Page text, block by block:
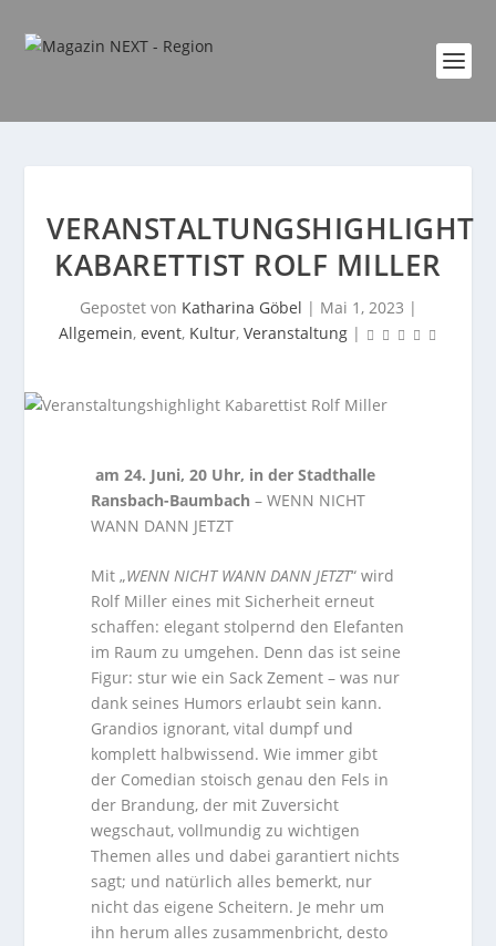
VERANSTALTUNGSHIGHLIGHT
KABARETTIST ROLF MILLER
Gepostet von Katharina Göbel | Mai 1, 2023 |
Allgemein, event, Kultur, Veranstaltung|
am 24. Juni, 20 Uhr, in der Stadthalle
Ransbach-Baumbach – WENN NICHT
WANN DANN JETZT
Mit „WENN NICHT WANN DANN JETZT“ wird
Rolf Miller eines mit Sicherheit erneut
schaffen: elegant stolpernd den Elefanten
im Raum zu umgehen. Denn das ist seine
Figur: stur wie ein Sack Zement – was nur
dank seines Humors erlaubt sein kann.
Grandios ignorant, vital dumpf und
komplett halbwissend. Wie immer gibt
der Comedian stoisch genau den Fels in
der Brandung, der mit Zuversicht
wegschaut, vollmundig zu wichtigen
Themen alles und dabei garantiert nichts
sagt; und natürlich alles bemerkt, nur
nicht das eigene Scheitern. Je mehr um
ihn herum alles zusammenbricht, desto